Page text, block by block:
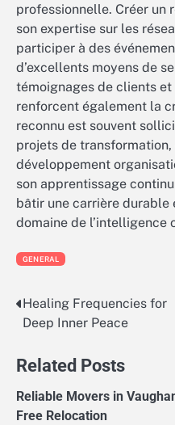
professionnelle. Créer un
son expertise sur les
participer à des
d’excellents moyens de
témoignages de clients
renforcent également la
reconnu est souvent
projets de transformation,
développement
son apprentissage
bâtir une carrière durable
domaine de l’intelligence
GENERAL
Post
navigation
Healing Frequencies for
Deep Inner Peace
Related Posts
Reliable Movers in
Free Relocation